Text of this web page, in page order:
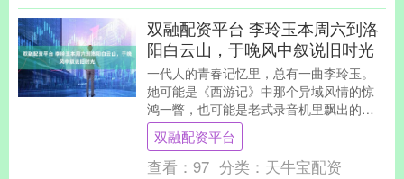
双融配资平台 李玲玉本周六到洛
阳白云山，于晚风中叙说旧时光
一代人的青春记忆里，总有一曲李玲玉。
她可能是《西游记》中那个异域风情的惊
鸿一瞥，也可能是老式录音机里飘出的、
属于父兄辈的青春背景音。无论以何种方
式相识，她那份....
双融配资平台
查看： 97 分类： 天牛宝配资